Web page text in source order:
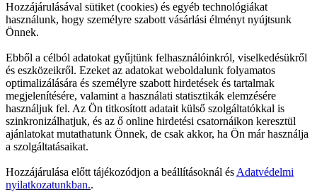
Hozzájárulásával sütiket (cookies) és egyéb technológiákat
használunk, hogy személyre szabott vásárlási élményt nyújtsunk
Önnek.
Ebből a célból adatokat gyűjtünk felhasználóinkról, viselkedésükről
és eszközeikről. Ezeket az adatokat weboldalunk folyamatos
optimalizálására és személyre szabott hirdetések és tartalmak
megjelenítésére, valamint a használati statisztikák elemzésére
használjuk fel. Az Ön titkosított adatait külső szolgáltatókkal is
szinkronizálhatjuk, és az ő online hirdetési csatornáikon keresztül
ajánlatokat mutathatunk Önnek, de csak akkor, ha Ön már használja
a szolgáltatásaikat.
Hozzájárulása előtt tájékozódjon a beállításoknál és Adatvédelmi
nyilatkozatunkban..